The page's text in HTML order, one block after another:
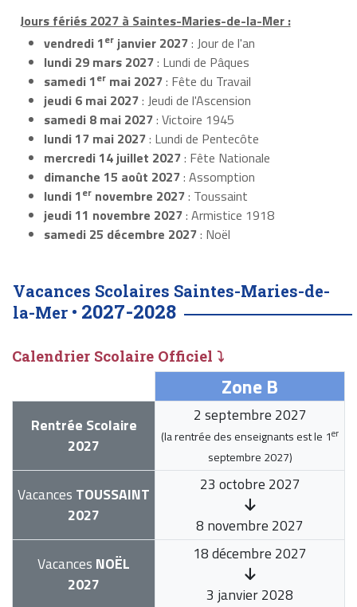
Jours fériés 2027 à Saintes-Maries-de-la-Mer :
vendredi 1er janvier 2027: Jour de l'an
lundi 29 mars 2027: Lundi de Pâques
samedi 1er mai 2027: Fête du Travail
jeudi 6 mai 2027: Jeudi de l'Ascension
samedi 8 mai 2027: Victoire 1945
lundi 17 mai 2027: Lundi de Pentecôte
mercredi 14 juillet 2027: Fête Nationale
dimanche 15 août 2027: Assomption
lundi 1er novembre 2027: Toussaint
jeudi 11 novembre 2027: Armistice 1918
samedi 25 décembre 2027: Noël
Vacances Scolaires Saintes-Maries-de-
la-Mer • 2027-2028
Calendrier Scolaire Officiel ⤵
Zone B
Rentrée Scolaire
2027
2 septembre 2027
(la rentrée des enseignants est le 1er
septembre 2027)
Vacances TOUSSAINT
2027
23 octobre 2027
8 novembre 2027
Vacances NOËL
2027
18 décembre 2027
3 janvier 2028